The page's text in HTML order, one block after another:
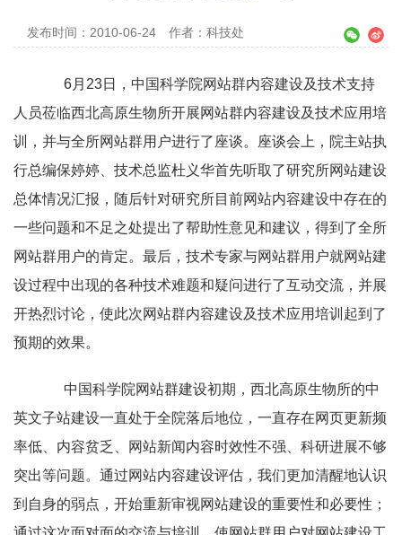
发布时间：2010-06-24 作者：科技处
6月23日，中国科学院网站群内容建设及技术支持
人员莅临西北高原生物所开展网站群内容建设及技术应用培
训，并与全所网站群用户进行了座谈。座谈会上，院主站执
行总编保婷婷、技术总监杜义华首先听取了研究所网站建设
总体情况汇报，随后针对研究所目前网站内容建设中存在的
一些问题和不足之处提出了帮助性意见和建议，得到了全所
网站群用户的肯定。最后，技术专家与网站群用户就网站建
设过程中出现的各种技术难题和疑问进行了互动交流，并展
开热烈讨论，使此次网站群内容建设及技术应用培训起到了
预期的效果。
中国科学院网站群建设初期，西北高原生物所的中
英文子站建设一直处于全院落后地位，一直存在网页更新频
率低、内容贫乏、网站新闻内容时效性不强、科研进展不够
突出等问题。通过网站内容建设评估，我们更加清醒地认识
到自身的弱点，开始重新审视网站建设的重要性和必要性；